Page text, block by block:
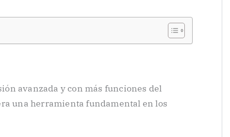
avanzada y con más funciones del
una herramienta fundamental en los